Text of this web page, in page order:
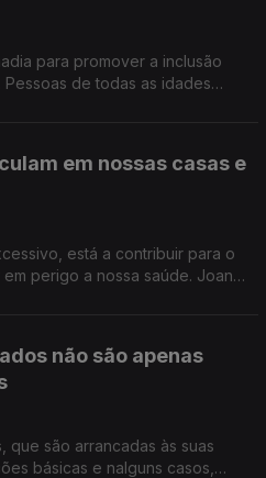
para promover a inclusão
de todas as idades
em nossas casas e
está a contribuir para o
perigo a nossa saúde. Joana
não são apenas
que são arrancadas às suas
básicas e nalguns casos,